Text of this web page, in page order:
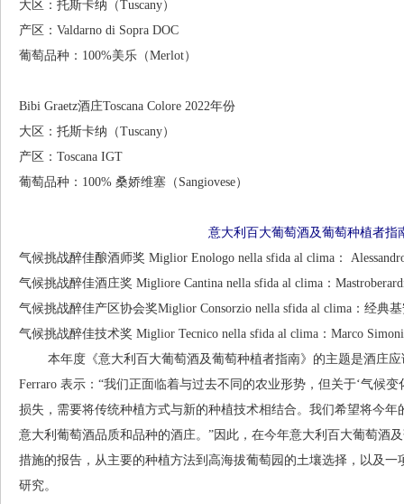
大区：托斯卡纳（Tuscany）
产区：Valdarno di Sopra DOC
葡萄品种：100%美乐（Merlot）
Bibi Graetz酒庄Toscana Colore 2022年份
大区：托斯卡纳（Tuscany）
产区：Toscana IGT
葡萄品种：100% 桑娇维塞（Sangiovese）
意大利百大葡萄酒及葡萄种植者指
气候挑战醉佳酿酒师奖 Miglior Enologo nella sfida al clima：
气候挑战醉佳酒庄奖 Migliore Cantina nella sfida al clima：
气候挑战醉佳产区协会奖Miglior Consorzio nella sfida al clima：经典
气候挑战醉佳技术奖 Miglior Tecnico nella sfida al clima：Marco
本年度《意大利百大葡萄酒及葡萄种植者指南》的主题是酒庄应
Ferraro 表示：“我们正面临着与过去不同的农业形势，但关于‘气候
损失，需要将传统种植方式与新的种植技术相结合。我们希望将今
意大利葡萄酒品质和品种的酒庄。”因此，在今年意大利百大葡萄酒
措施的报告，从主要的种植方法到高海拔葡萄园的土壤选择，以及
研究。